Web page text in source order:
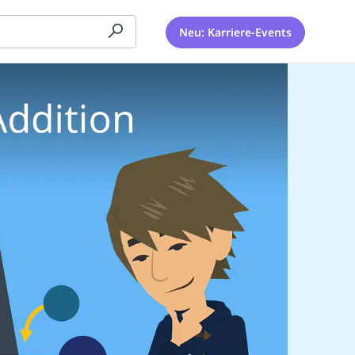
Neu: Karriere-Events